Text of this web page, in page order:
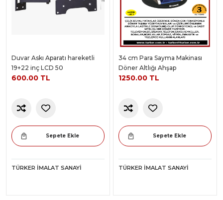
Duvar Askı Aparatı hareketli
19+22 inç LCD 50
600.00 TL
Sepete Ekle
TÜRKER İMALAT SANAYI
34 cm Para Sayma Makinası
Döner Altlığı Ahşap
1250.00 TL
Sepete Ekle
TÜRKER İMALAT SANAYI